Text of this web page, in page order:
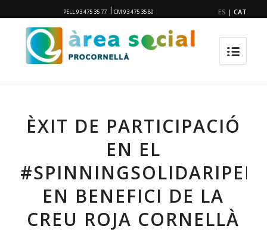
PELL 93 475 35 77 | CM 93 475 35 80 ES |CAT
ÈXIT DE PARTICIPACIÓ
EN EL
#SPINNINGSOLIDARIPELL
EN BENEFICI DE LA
CREU ROJA CORNELLÀ